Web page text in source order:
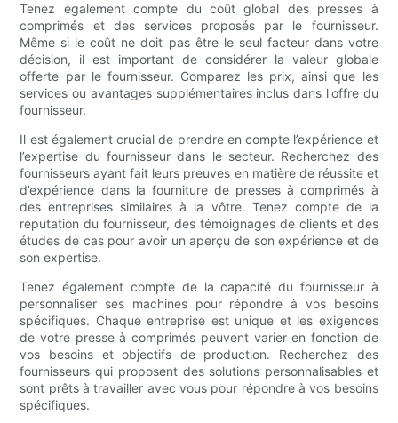
Tenez également compte du coût global des presses à
comprimés et des services proposés par le fournisseur.
Même si le coût ne doit pas être le seul facteur dans votre
décision, il est important de considérer la valeur globale
offerte par le fournisseur. Comparez les prix, ainsi que les
services ou avantages supplémentaires inclus dans l'offre du
fournisseur.
Il est également crucial de prendre en compte l’expérience et
l’expertise du fournisseur dans le secteur. Recherchez des
fournisseurs ayant fait leurs preuves en matière de réussite et
d’expérience dans la fourniture de presses à comprimés à
des entreprises similaires à la vôtre. Tenez compte de la
réputation du fournisseur, des témoignages de clients et des
études de cas pour avoir un aperçu de son expérience et de
son expertise.
Tenez également compte de la capacité du fournisseur à
personnaliser ses machines pour répondre à vos besoins
spécifiques. Chaque entreprise est unique et les exigences
de votre presse à comprimés peuvent varier en fonction de
vos besoins et objectifs de production. Recherchez des
fournisseurs qui proposent des solutions personnalisables et
sont prêts à travailler avec vous pour répondre à vos besoins
spécifiques.